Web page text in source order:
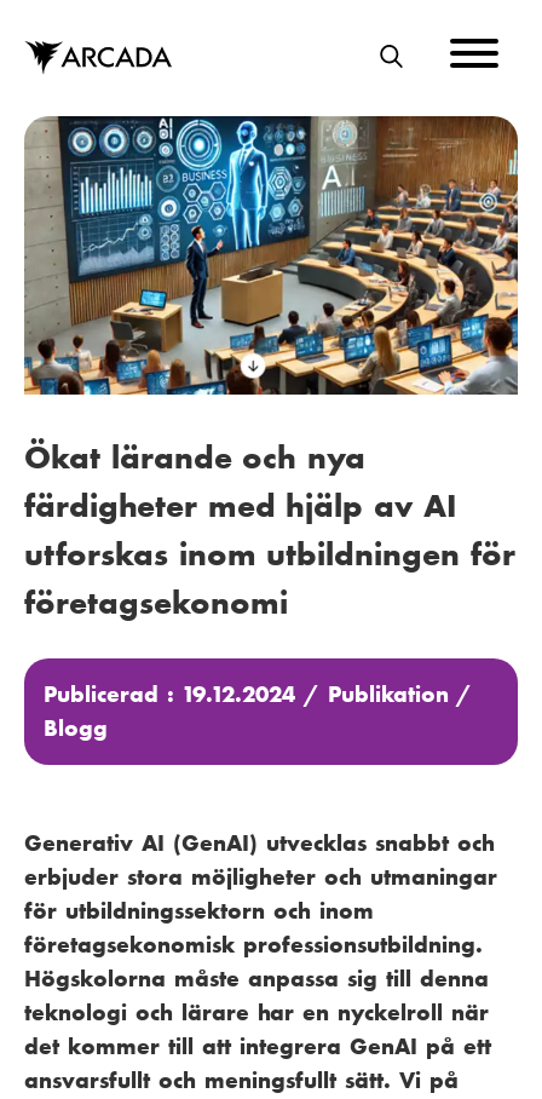
huvudinnehåll
S
K
Ökat lärande och nya
färdigheter med hjälp av AI
utforskas inom utbildningen för
företagsekonomi
Publicerad : 19.12.2024 / Publikation /
Blogg
Generativ AI (GenAI) utvecklas snabbt och
erbjuder stora möjligheter och utmaningar
för utbildningssektorn och inom
företagsekonomisk professionsutbildning.
Högskolorna måste anpassa sig till denna
teknologi och lärare har en nyckelroll när
det kommer till att integrera GenAI på ett
ansvarsfullt och meningsfullt sätt. Vi på